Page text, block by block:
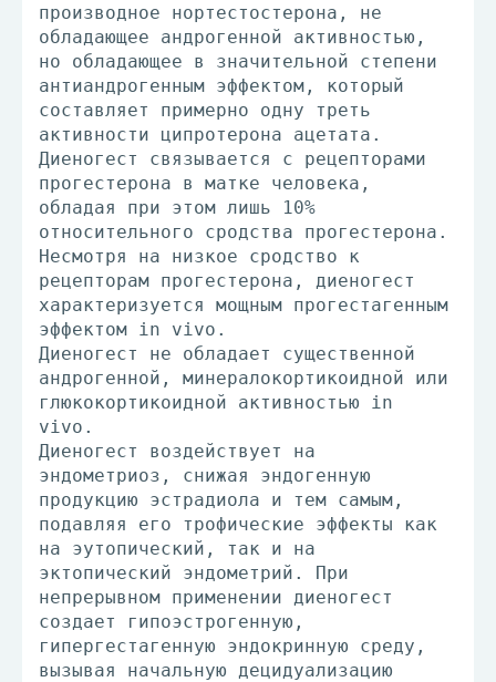
производное нортестостерона, не
обладающее андрогенной активностью,
но обладающее в значительной степени
антиандрогенным эффектом, который
составляет примерно одну треть
активности ципротерона ацетата.
Диеногест связывается с рецепторами
прогестерона в матке человека,
обладая при этом лишь 10%
относительного сродства прогестерона.
Несмотря на низкое сродство к
рецепторам прогестерона, диеногест
характеризуется мощным прогестагенным
эффектом in vivo.
Диеногест не обладает существенной
андрогенной, минералокортикоидной или
глюкокортикоидной активностью in
vivo.
Диеногест воздействует на
эндометриоз, снижая эндогенную
продукцию эстрадиола и тем самым,
подавляя его трофические эффекты как
на эутопический, так и на
эктопический эндометрий. При
непрерывном применении диеногест
создает гипоэстрогенную,
гипергестагенную эндокринную среду,
вызывая начальную децидуализацию